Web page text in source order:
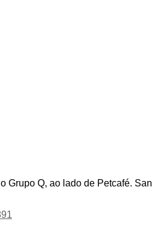
Grupo Q, ao lado de Petcafé. San